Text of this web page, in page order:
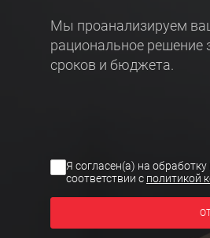
Мы проанализируем
рациональное решение
сроков и бюджета.
Я согласен(а) на
соответствии с политикой